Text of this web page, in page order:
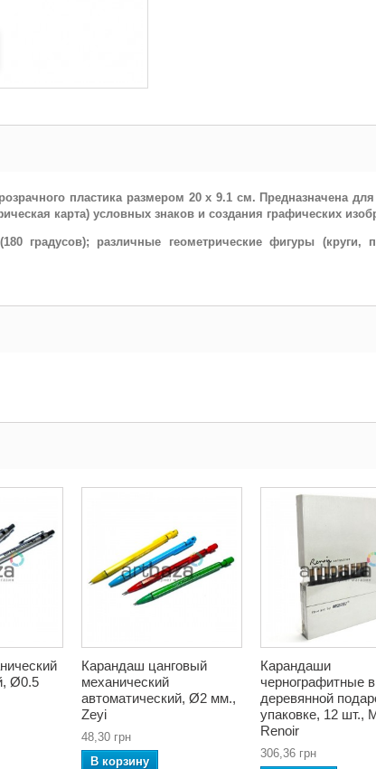
пластика размером 20 x 9.1 см. Предназначена
карта) условных знаков и создания графических
градусов); различные геометрические фигуры
Ø0.5
Карандаш цанговый
механический
автоматический, Ø2 мм.,
Zeyi
48,30 грн
В корзину
Карандаши
чернографитные в
деревянной
упаковке, 12 шт.,
Renoir
306,36 грн